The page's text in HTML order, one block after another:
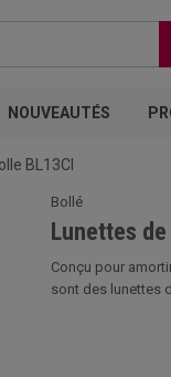
NOUVEAUTÉS
BL13CI
Bollé
Lunettes
Conçu pour
sont des lunettes